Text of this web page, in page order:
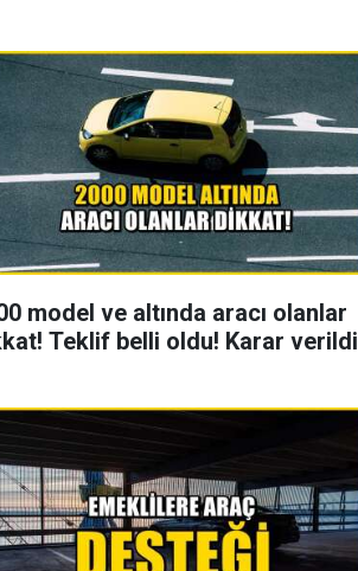
model ve altında aracı olanlar
Teklif belli oldu! Karar verildi